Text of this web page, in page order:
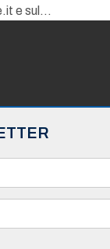
e sul…